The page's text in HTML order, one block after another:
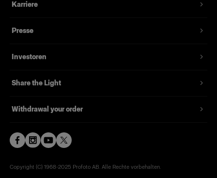
Karriere
Presse
Investoren
Share the Light
Withdrawal your order
Copyright (C) 1968-2025 Profoto AB. Alle Rechte vorbehalten.